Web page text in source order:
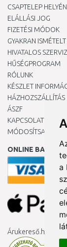
a
CSAPTELEP
ELÁLLÁSI JOG
FIZETÉSI MÓDOK
GYAKRAN
HIVATALOS
HŰSÉGPROGRAM
RÓLUNK
KÉSZLET
HÁZHOZSZÁLLÍTÁS
ÁSZF
KAPCSOLAT
MÓDOSÍTSA A
ONLINE
Árukereső.hu